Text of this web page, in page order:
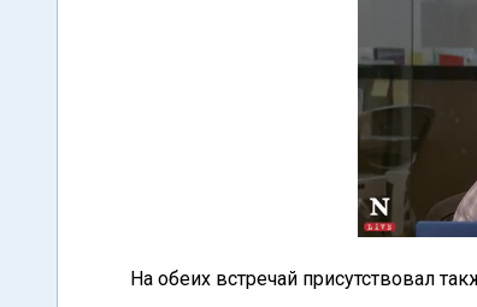
На обеих встречай присутствовал